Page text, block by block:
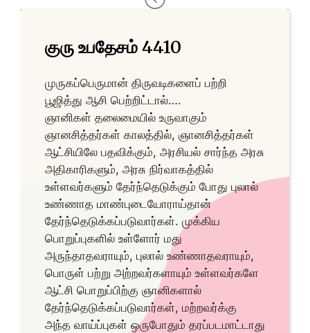
குரு உபதேசம் 4410
முருகப்பெருமான் திருவடிகளைப் பற்றி
பூஜித்து ஆசி பெற்றிட்டால்….
ஞானிகள் தலைமையில் உருவாகும்
ஞானசித்தர்கள் காலத்தில், ஞானசித்தர்கள்
ஆட்சியிலே பதவிக்கும், அரசியல் சார்ந்த அரசு
அதிகாரிகளும், அரசு நிர்வாகத்தில்
உள்ளவர்களும் தேர்ந்தெடுக்கும் போது புலால்
உண்ணாத மாண்புடையோராய்தான்
தேர்ந்தெடுக்கப்படுவார்கள். முக்கிய
பொறுப்புகளில் உள்ளோர் மது
அருந்தாதவராயும், புலால் உண்ணாதவராயும்,
பொருள் பற்று அற்றவர்களாயும் உள்ளவர்களே
ஆட்சி பொறுப்பிற்கு ஞானிகளால்
தேர்ந்தெடுக்கப்படுவார்கள், மற்றவர்க்கு
அந்த வாய்ப்புகள் ஒருபோதும் தரப்படமாட்டாது